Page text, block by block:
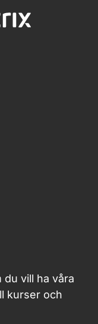
vill ha våra
kurser och